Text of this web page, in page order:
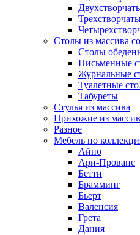
Столы из массива
Столы
Письменные
Журнальные
Туалетные
Табуреты
Стулья из массива
Прихожие из
Разное
Мебель по
Айно
Ари-Прованс
Бетти
Брамминг
Бьерт
Валенсия
Грета
Дания